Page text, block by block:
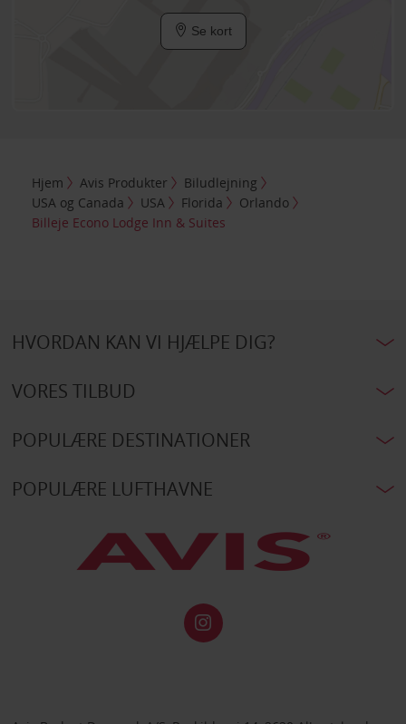
Se kort
Hjem Avis Produkter
Biludlejning
USA og Canada
USA Florida
Orlando
Billeje Econo Lodge Inn & Suites
HVORDAN KAN VI HJÆLPE DIG?
VORES TILBUD
POPULÆRE DESTINATIONER
POPULÆRE LUFTHAVNE